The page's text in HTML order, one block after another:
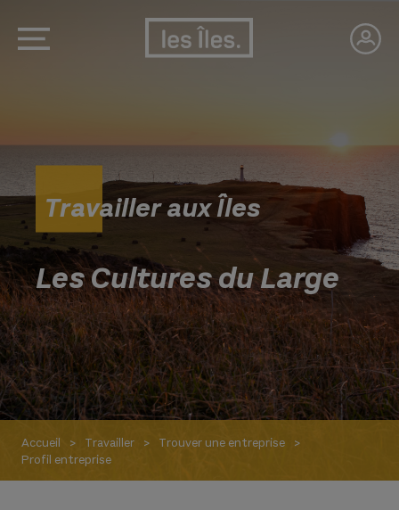
Travailler aux Îles
Les Cultures du Large
Accueil Travailler
Trouver une entreprise
Profil entreprise